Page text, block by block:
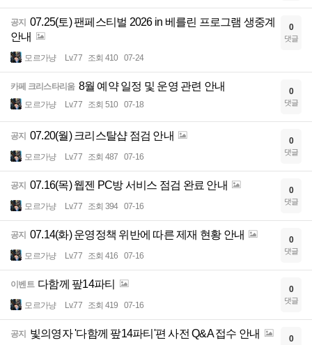
공지
07.25(토) 팬페스티벌 2026 in 베를린 프로그램 생중계
안내
모르가냥 Lv.77 조회 410 07-24
0
댓글
카페 크리스타리움 8월 예약 일정 및 운영 관련 안내
모르가냥 Lv.77 조회 510 07-18
0
댓글
공지 07.20(월) 크리스탈샵 점검 안내
모르가냥 Lv.77 조회 487 07-16
0
댓글
공지 07.16(목) 웹젠 PC방 서비스 점검 완료 안내
모르가냥 Lv.77 조회 394 07-16
0
댓글
공지 07.14(화) 운영정책 위반에 따른 제재 현황 안내
모르가냥 Lv.77 조회 416 07-16
0
댓글
이벤트 다함께 팦14파티
모르가냥 Lv.77 조회 419 07-16
0
댓글
공지 빛의영자 '다함께 팦14파티'편 사전 Q&A 접수 안내 0